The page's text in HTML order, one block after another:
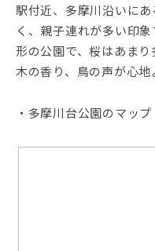
駅付近、多摩川沿いに
く、親子連れが多い印
形の公園で、桜はあま
木の香り、鳥の声が心地
・多摩川台公園のマップ